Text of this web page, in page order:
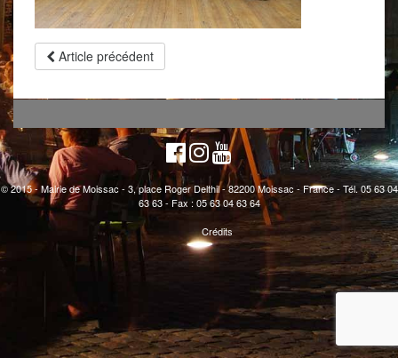
Article précédent
© 2015 - Mairie de Moissac - 3, place Roger Delthil - 82200 Moissac - France - Tél. 05 63 04
63 63 - Fax : 05 63 04 63 64
Crédits